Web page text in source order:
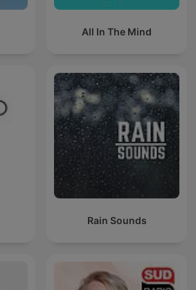
All In The Mind
Rain Sounds